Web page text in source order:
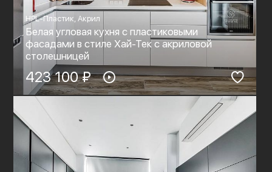
HPL-Пластик, Акрил
Белая угловая кухня с пластиковыми
фасадами в стиле Хай-Тек c акриловой
столешницей
423 100 ₽